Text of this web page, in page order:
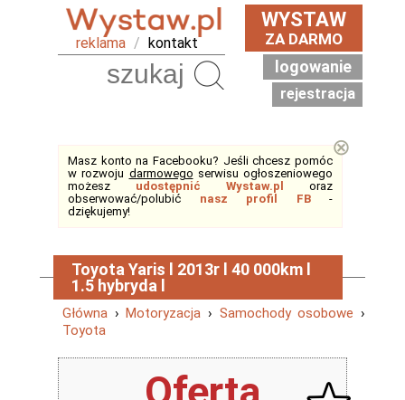
reklama / kontakt
WYSTAW
ZA DARMO
logowanie
rejestracja
Masz konto na Facebooku? Jeśli chcesz pomóc
w rozwoju darmowego serwisu ogłoszeniowego
możesz udostępnić Wystaw.pl
oraz
obserwować/polubić nasz profil FB-
dziękujemy!
⊗
Toyota Yaris l 2013r l 40 000km l
1.5 hybryda l
Główna ›Motoryzacja › Samochody osobowe ›
Toyota